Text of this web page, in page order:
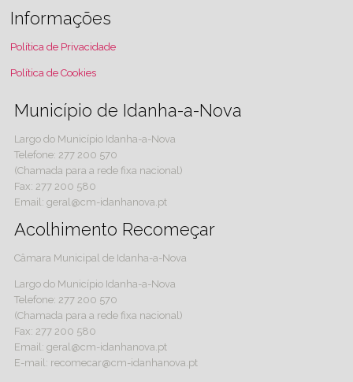
Informações
Política de Privacidade
Política de Cookies
Município de Idanha-a-Nova
Largo do Município Idanha-a-Nova
Telefone: 277 200 570
(Chamada para a rede fixa nacional)
Fax: 277 200 580
Email: geral@cm-idanhanova.pt
Acolhimento Recomeçar
Câmara Municipal de Idanha-a-Nova
Largo do Município Idanha-a-Nova
Telefone: 277 200 570
(Chamada para a rede fixa nacional)
Fax: 277 200 580
Email: geral@cm-idanhanova.pt
E-mail: recomecar@cm-idanhanova.pt